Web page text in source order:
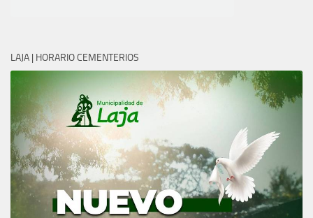
LAJA | HORARIO CEMENTERIOS